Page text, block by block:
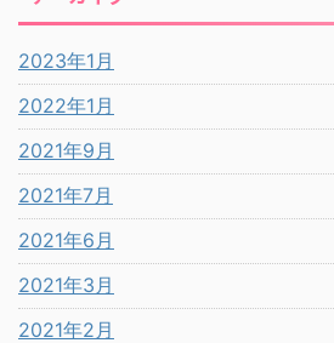
2023年1月
2022年1月
2021年9月
2021年7月
2021年6月
2021年3月
2021年2月